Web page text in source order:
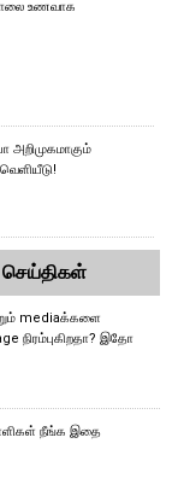
உணவாக
செய்திகள்
mediaக்களை
நிரம்புகிறதா? இதோ
நீங்க இதை